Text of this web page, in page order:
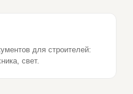
для строителей:
свет.